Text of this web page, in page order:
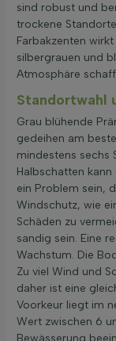
sind robust und
trockene
Farbakzenten
silbergrauen und
Atmosphäre
Standortwahl
Grau blühende
gedeihen am
mindestens sechs
Halbschatten
ein Problem sein,
Windschutz, wie
Schäden zu
sandig sein. Eine
Wachstum. Die
Zu viel Wind und
daher ist eine
Voorkeur liegt im
Wert zwischen 6
Bewässerung